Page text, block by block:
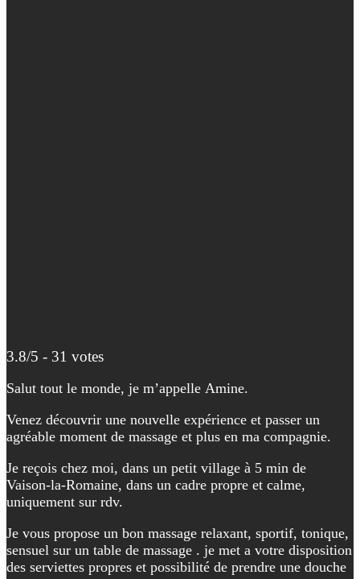
3.8/5 - 31 votes
Salut tout le monde, je m’appelle Amine.
Venez découvrir une nouvelle expérience et passer un
agréable moment de massage et plus en ma compagnie.
Je reçois chez moi, dans un petit village à 5 min de
Vaison-la-Romaine, dans un cadre propre et calme,
uniquement sur rdv.
Je vous propose un bon massage relaxant, sportif, tonique,
sensuel sur un table de massage . je met a votre disposition
des serviettes propres et possibilité de prendre une douche